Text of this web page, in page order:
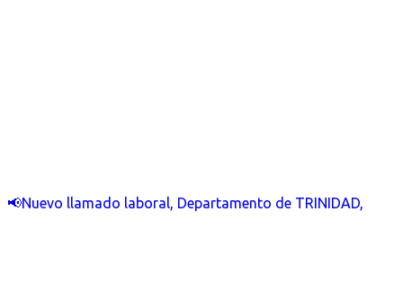
📢Nuevo llamado laboral, Departamento de TRINIDAD,